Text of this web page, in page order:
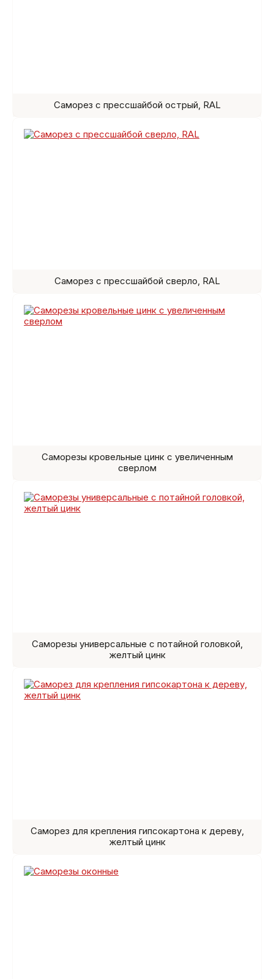
Саморез с прессшайбой острый, RAL
Саморез с прессшайбой сверло, RAL
Саморезы кровельные цинк с увеличенным
сверлом
Саморезы универсальные с потайной головкой,
желтый цинк
Саморез для крепления гипсокартона к дереву,
желтый цинк